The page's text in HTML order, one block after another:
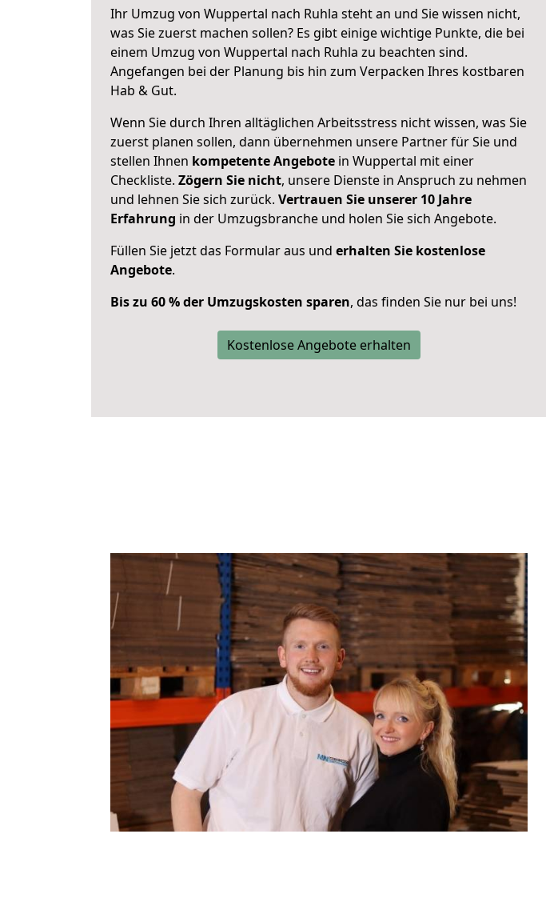
Ihr Umzug von Wuppertal nach Ruhla steht an und Sie wissen nicht,
was Sie zuerst machen sollen? Es gibt einige wichtige Punkte, die bei
einem Umzug von Wuppertal nach Ruhla zu beachten sind.
Angefangen bei der Planung bis hin zum Verpacken Ihres kostbaren
Hab & Gut.
Wenn Sie durch Ihren alltäglichen Arbeitsstress nicht wissen, was Sie
zuerst planen sollen, dann übernehmen unsere Partner für Sie und
stellen Ihnen kompetente Angebote in Wuppertal mit einer
Checkliste. Zögern Sie nicht, unsere Dienste in Anspruch zu nehmen
und lehnen Sie sich zurück. Vertrauen Sie unserer 10 Jahre
Erfahrung in der Umzugsbranche und holen Sie sich Angebote.
Füllen Sie jetzt das Formular aus und erhalten Sie kostenlose
Angebote.
Bis zu 60 % der Umzugskosten sparen, das finden Sie nur bei uns!
Kostenlose Angebote erhalten